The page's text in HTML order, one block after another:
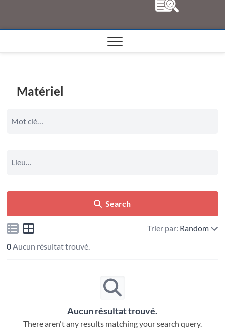
Matériel
Search
Trier par: Random
0Aucun résultat trouvé.
Aucun résultat trouvé.
There aren't any results matching your search query.